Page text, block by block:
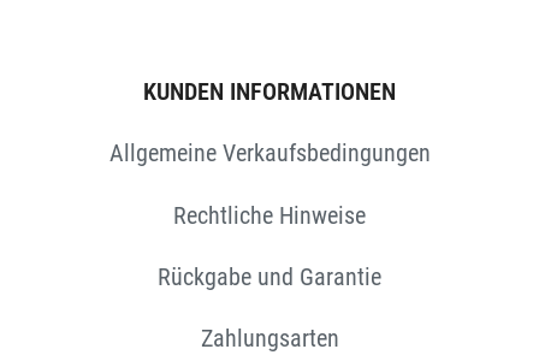
KUNDEN INFORMATIONEN
Allgemeine Verkaufsbedingungen
Rechtliche Hinweise
Rückgabe und Garantie
Zahlungsarten